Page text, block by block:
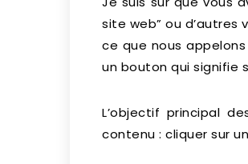
site web” ou d’autres
ce que nous appelons
un bouton qui signifie
L’objectif principal
contenu : cliquer sur